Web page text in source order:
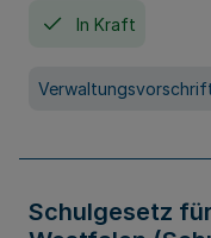
In Kraft
Schulgesetz